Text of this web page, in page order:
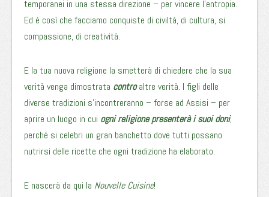
temporanei in una stessa direzione – per vincere l’entropia.
Ed è così che facciamo conquiste di civiltà, di cultura, si
compassione, di creatività.
E la tua nuova religione la smetterà di chiedere che la sua
verità venga dimostrata controaltre verità. I figli delle
diverse tradizioni s’incontreranno – forse ad Assisi – per
aprire un luogo in cui ogni religione presenterà i suoi doni,
perché si celebri un gran banchetto dove tutti possano
nutrirsi delle ricette che ogni tradizione ha elaborato.
E nascerà da qui la Nouvelle Cuisine!